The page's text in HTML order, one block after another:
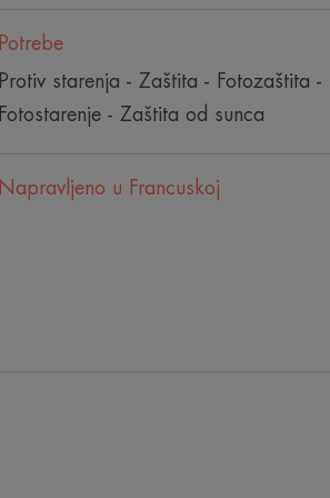
Potrebe
Protiv starenja - Zaštita - Fotozaštita -
Fotostarenje - Zaštita od sunca
Napravljeno u Francuskoj